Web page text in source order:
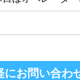
にお問い合わ